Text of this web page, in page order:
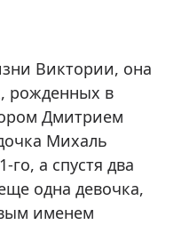
Виктории, она
рожденных в
Дмитрием
Михаль
го, а спустя два
одна девочка,
именем